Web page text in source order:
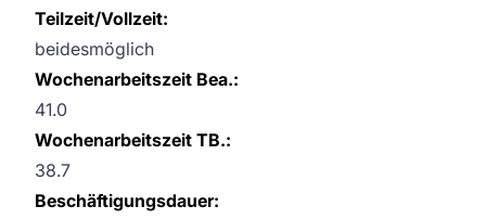
Teilzeit/Vollzeit:
beidesmöglich
Wochenarbeitszeit Bea.:
41.0
Wochenarbeitszeit TB.:
38.7
Beschäftigungsdauer: